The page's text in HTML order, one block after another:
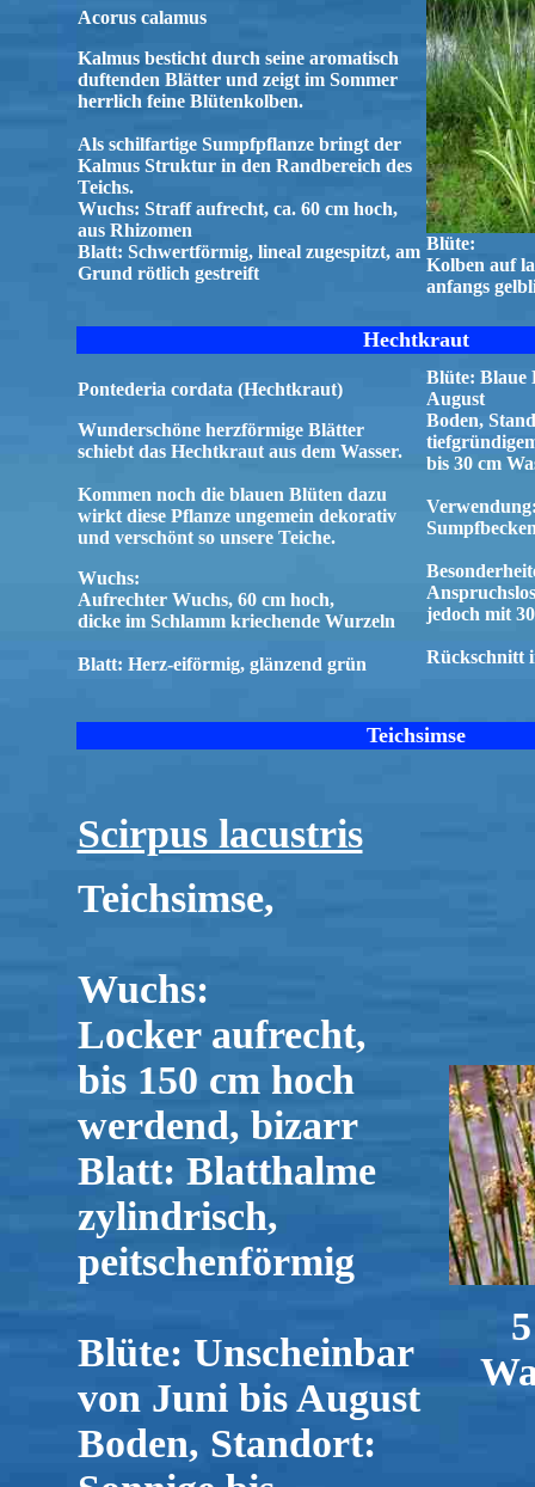
Acorus calamus
Kalmus besticht durch seine aromatisch
duftenden Blätter und zeigt im Sommer
herrlich feine Blütenkolben.
Als schilfartige Sumpfpflanze bringt der
Kalmus Struktur in den Randbereich des
Teichs.
Wuchs: Straff aufrecht, ca. 60 cm hoch,
aus Rhizomen
Blatt: Schwertförmig, lineal zugespitzt, am
Grund rötlich gestreift
Blüte:
Kolben auf
anfangs
Hechtkraut
Pontederia cordata (Hechtkraut)
Wunderschöne herzförmige Blätter
schiebt das Hechtkraut aus dem Wasser.
Kommen noch die blauen Blüten dazu
wirkt diese Pflanze ungemein dekorativ
und verschönt so unsere Teiche.
Wuchs:
Aufrechter Wuchs, 60 cm hoch,
dicke im Schlamm kriechende Wurzeln
Blatt: Herz-eiförmig, glänzend grün
Blüte: Blaue
August
Boden,
bis 30 cm
jedoch mit
Rückschnitt
Teichsimse
Scirpus lacustris
Teichsimse,
Wuchs:
Locker aufrecht,
bis 150 cm hoch
werdend, bizarr
Blatt: Blatthalme
zylindrisch,
peitschenförmig
Blüte: Unscheinbar
von Juni bis August
Boden, Standort: